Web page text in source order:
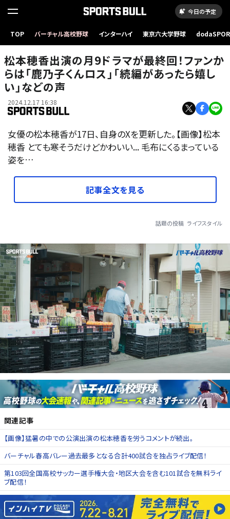
今日の予定
TOP バーチャル高校野球 インターハイ 東京六大学野球
松本穂香出演の月9ドラマが最終回！ファンか
らは「鹿乃子くんロス」「続編があったら嬉し
い」などの声
2024.12.17 16:38
女優の松本穂香が17日、自身のXを更新した。【画像】松本
穂香 とても寒そうだけどかわいい... 毛布にくるまっている
姿を…
記事全文を見る
話題の投稿 ライフスタイル
関連記事
【画像】猛暑の中での公演出演の松本穂香を労うコメントが続出。
バーチャル春高バレー過去最多となる合計400試合を独占ライブ配信！
第103回全国高校サッカー選手権大会・地区大会を含む101試合を無料ライ
ブ配信！